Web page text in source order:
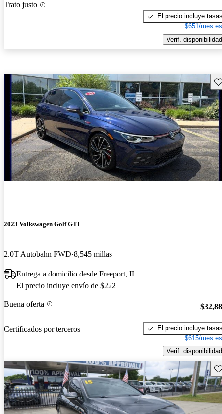
Trato justo
El precio incluye tasas
$651/mes
Verif. disponibilidad
2023 Volkswagen Golf GTI
2.0T Autobahn FWD 8,545 millas
Entrega a domicilio desde Freeport, IL
El precio incluye envío de $222
Buena oferta
Certificados por terceros
El precio incluye tasas
$615/mes
Verif. disponibilidad